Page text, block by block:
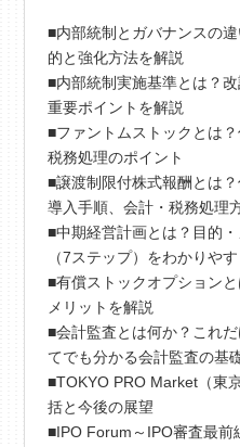
■内部統制とガバナンスの
的と強化方法を解説
■内部統制実施基準とは？
重要ポイントを解説
■ファントムストックとは
税務処理のポイント
■譲渡制限付株式報酬とは
導入手順、会計・税務処理
■中期経営計画とは？目的
（7ステップ）をわかりや
■有償ストックオプション
メリットを解説
■会計監査とは何か？これ
てでも分かる会計監査の基
■TOKYO PRO Market（東
括と今後の展望
■IPO Forum～IPO審査最前